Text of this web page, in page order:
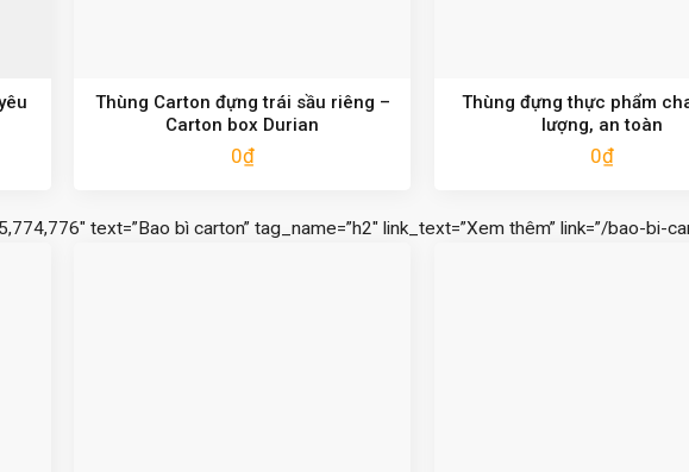
Thùng Carton đựng trái sầu riêng –
Carton box Durian
0₫
Thùng đựng thực phẩm
lượng, an toàn
0₫
text=”Bao bì carton” tag_name=”h2″ link_text=”Xem thêm” link=”/bao-bi-